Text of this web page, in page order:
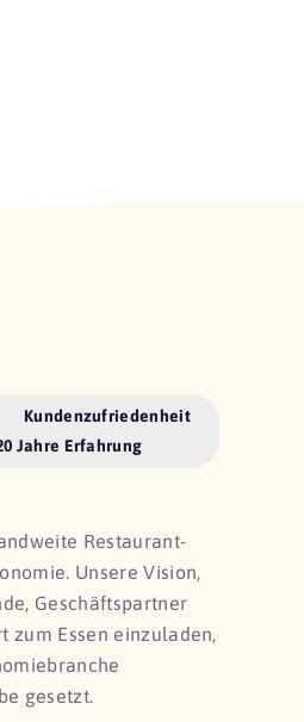
Kundenzufriedenheit
Jahre Erfahrung
Restaurant-
Unsere Vision,
Geschäftspartner
Essen einzuladen,
gesetzt.